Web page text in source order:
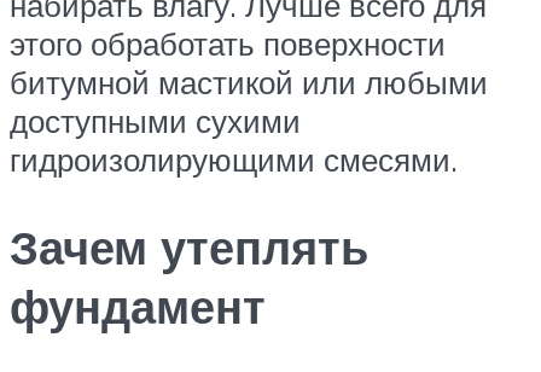
этого обработать поверхности
битумной мастикой или любыми
доступными сухими
гидроизолирующими смесями.
Зачем утеплять
фундамент